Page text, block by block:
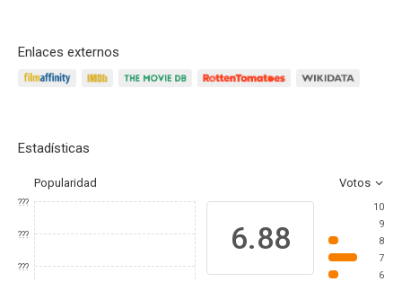
Enlaces externos
Estadísticas
Popularidad Votos
???
???
???
6.88
10
9
8
7
6